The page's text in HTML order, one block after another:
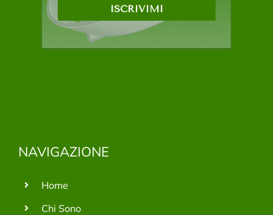
ISCRIVIMI
NAVIGAZIONE
Home
Chi Sono